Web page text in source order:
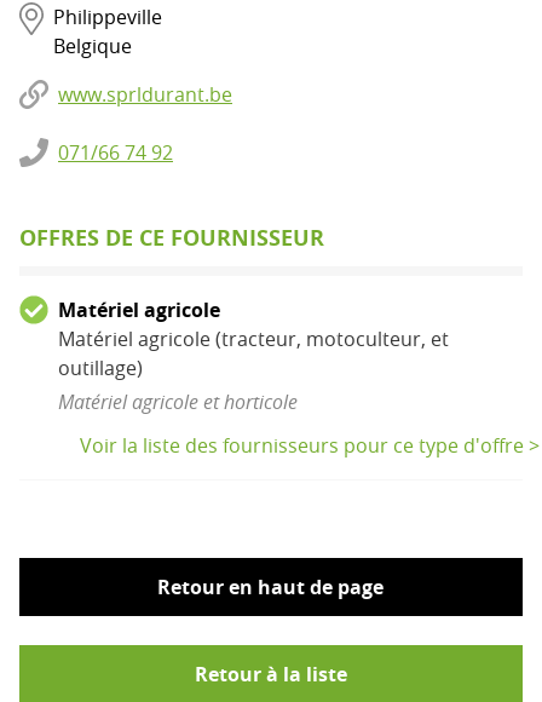
Philippeville
Belgique
www.sprldurant.be
071/66 74 92
OFFRES DE CE FOURNISSEUR
Matériel agricole
Matériel agricole (tracteur, motoculteur, et
outillage)
Matériel agricole et horticole
Voir la liste des fournisseurs pour ce type d'offre >
Retour en haut de page
Retour à la liste